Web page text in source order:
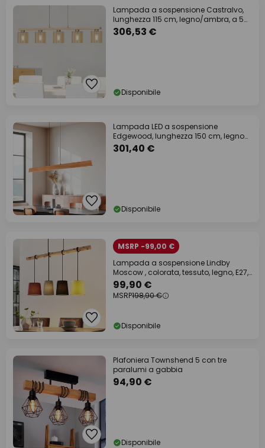
Lampada a sospensione Castralvo,
lunghezza 115 cm, legno/ambra, a 5
luci,
306,53 €
Disponibile
Lampada LED a sospensione
Edgewood, lunghezza 150 cm, legno
color legno, CCT
301,40 €
Disponibile
MSRP -99,00 €
Lampada a sospensione Lindby
Moscow , colorata, tessuto, legno, E27,
116 cm
99,90 €
MSRP198,90 €
Disponibile
Plafoniera Townshend 5 con tre
paralumi a gabbia
94,90 €
Disponibile